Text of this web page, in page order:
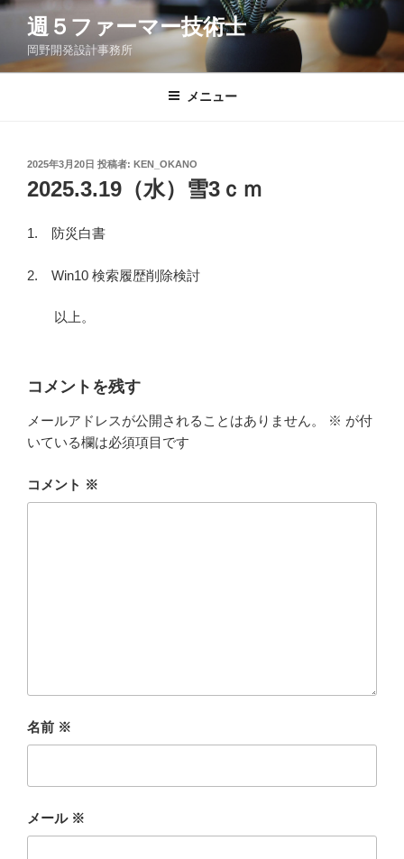
コ
ン
週５ファーマー技術士
岡野開発設計事務所
メニュー
投
稿
日:
2025年3月20日 投稿者: KEN_OKANO
2025.3.19（水）雪3ｃｍ
1. 防災白書
2. Win10 検索履歴削除検討
以上。
コメントを残す
メールアドレスが公開されることはありません。 ※ が付
いている欄は必須項目です
コメント ※
名前 ※
メール ※